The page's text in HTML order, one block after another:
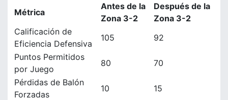
Métrica
Antes de la
Zona 3-2
Después de la
Zona 3-2
Calificación de
Eficiencia Defensiva
105
92
Puntos Permitidos
por Juego
80
70
Pérdidas de Balón
Forzadas
10 15